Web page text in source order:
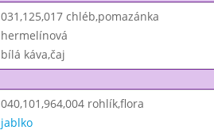
031,125,017 chléb,pomazánka
hermelínová
bílá káva,čaj
040,101,964,004 rohlík,flora
jablko